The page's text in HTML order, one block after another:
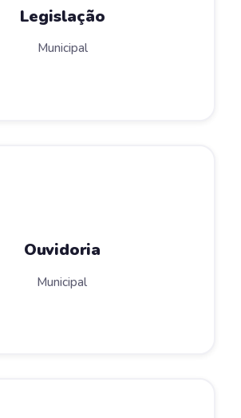
Legislação
Municipal
Ouvidoria
Municipal